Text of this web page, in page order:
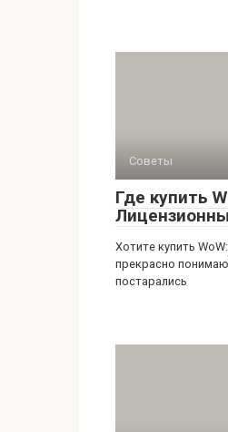
Советы
Где купить
Хотите купить
прекрасно
постарались